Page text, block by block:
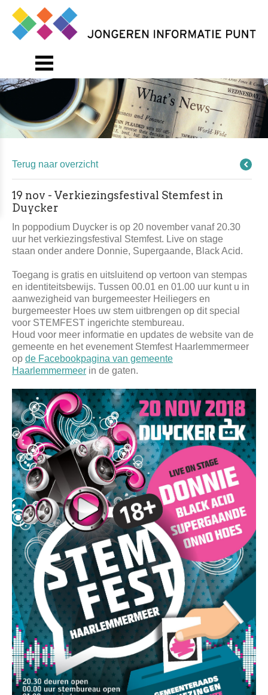
Terug naar overzicht
19 nov - Verkiezingsfestival Stemfest in
Duycker
In poppodium Duycker is op 20 november vanaf 20.30
uur het verkiezingsfestival Stemfest. Live on stage
staan onder andere Donnie, Supergaande, Black Acid.
Toegang is gratis en uitsluitend op vertoon van stempas
en identiteitsbewijs. Tussen 00.01 en 01.00 uur kunt u in
aanwezigheid van burgemeester Heiliegers en
burgemeester Hoes uw stem uitbrengen op dit special
voor STEMFEST ingerichte stembureau.
Houd voor meer informatie en updates de website van de
gemeente en het evenement Stemfest Haarlemmermeer
op de Facebookpagina van gemeente
Haarlemmermeer in de gaten.